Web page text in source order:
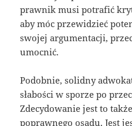
prawnik musi potrafić
aby móc przewidzieć
swojej argumentacji,
umocnić.
Podobnie, solidny
słabości w sporze po
Zdecydowanie jest to
poprawnego osądu. Jest